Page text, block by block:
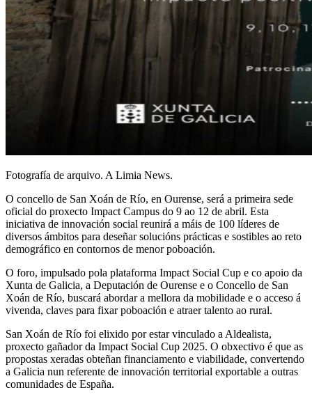
Fotografía de arquivo. A Limia News.
O concello de San Xoán de Río, en Ourense, será a primeira sede
oficial do proxecto Impact Campus do 9 ao 12 de abril. Esta
iniciativa de innovación social reunirá a máis de 100 líderes de
diversos ámbitos para deseñar solucións prácticas e sostibles ao reto
demográfico en contornos de menor poboación.
O foro, impulsado pola plataforma Impact Social Cup e co apoio da
Xunta de Galicia, a Deputación de Ourense e o Concello de San
Xoán de Río, buscará abordar a mellora da mobilidade e o acceso á
vivenda, claves para fixar poboación e atraer talento ao rural.
San Xoán de Río foi elixido por estar vinculado a Aldealista,
proxecto gañador da Impact Social Cup 2025. O obxectivo é que as
propostas xeradas obteñan financiamento e viabilidade, convertendo
a Galicia nun referente de innovación territorial exportable a outras
comunidades de España.